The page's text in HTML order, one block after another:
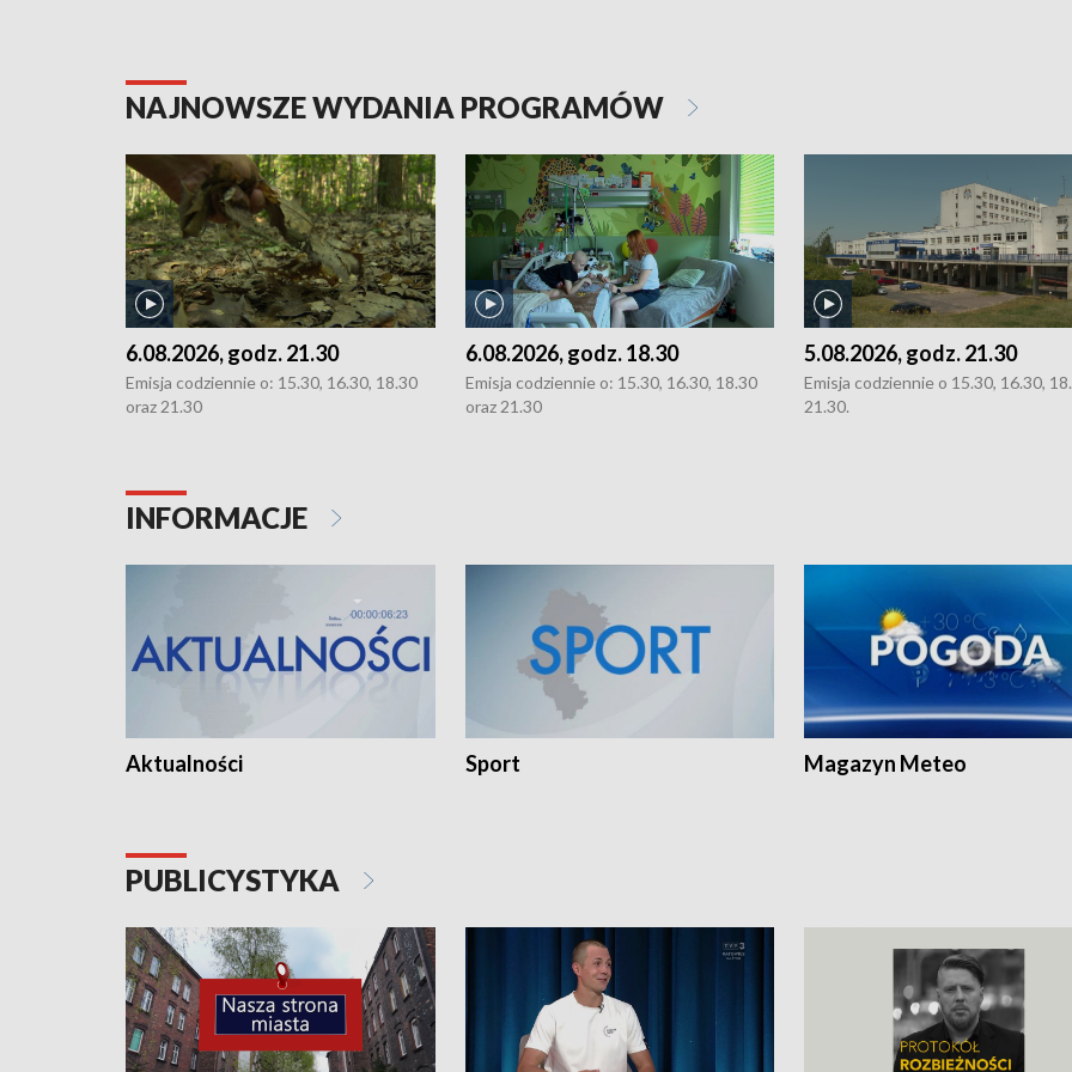
NAJNOWSZE WYDANIA PROGRAMÓW
6.08.2026, godz. 21.30
Emisja codziennie o: 15.30, 16.30, 18.30
oraz 21.30
6.08.2026, godz. 18.30
Emisja codziennie o: 15.30, 16.30, 18.30
oraz 21.30
5.08.2026, godz. 21.30
Emisja codziennie o 15.30, 16.30,
21.30.
INFORMACJE
Aktualności Sport Magazyn Meteo
PUBLICYSTYKA